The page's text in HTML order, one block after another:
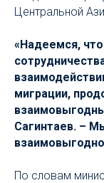
Центральной
«Надеемся,
миграции,
Сагинтаев. –
По словам